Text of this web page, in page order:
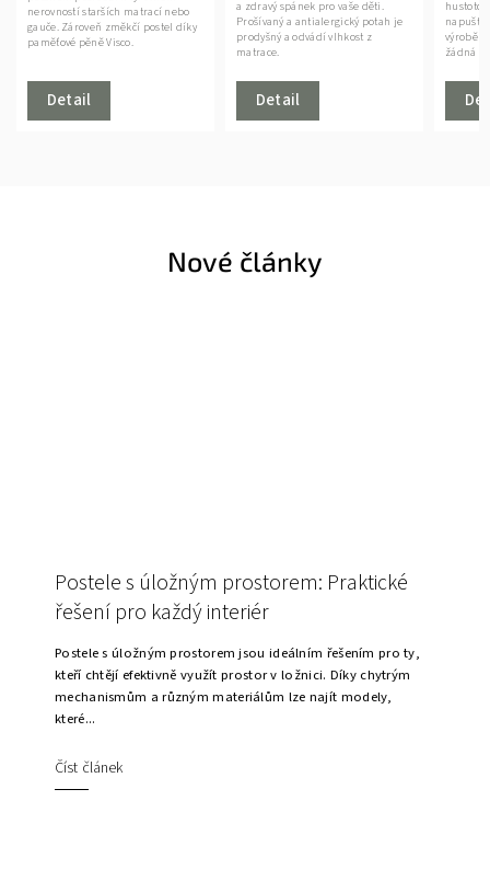
Detail
a zdravý spánek pro vaše děti.
Prošívaný a antialergický potah je
prodyšný a odvádí vlhkost z
matrace.
Detail
hustotou. Potah matrace je
napuštěn výtažky z Aloe Vera. Při
výrobě této matrace se nepoužívají
žádná lepidla.
kterému
Nové články
Postele s úložným prostorem: Praktické
řešení pro každý interiér
Postele s úložným prostorem jsou ideálním řešením pro ty,
kteří chtějí efektivně využít prostor v ložnici. Díky chytrým
mechanismům a různým materiálům lze najít modely,
které...
Číst článek